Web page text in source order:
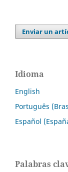
Enviar un
Idioma
English
Português
Español
Palabras